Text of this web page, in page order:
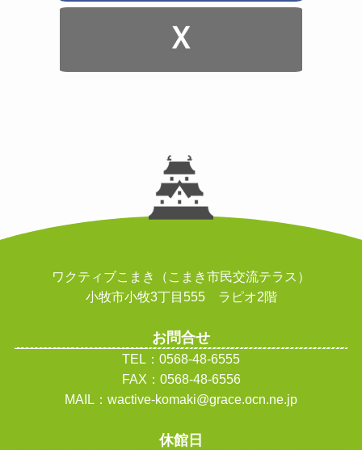
ワクティブこまき（こまき市民交流テラス）
小牧市小牧3丁目555 ラピオ2階
お問合せ
TEL：0568-48-6555
FAX：0568-48-6556
MAIL：wactive-komaki@grace.ocn.ne.jp
休館日